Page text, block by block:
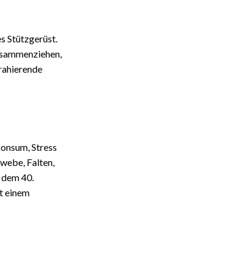
Stützgerüst.
Stress
Falten,
40.
einem